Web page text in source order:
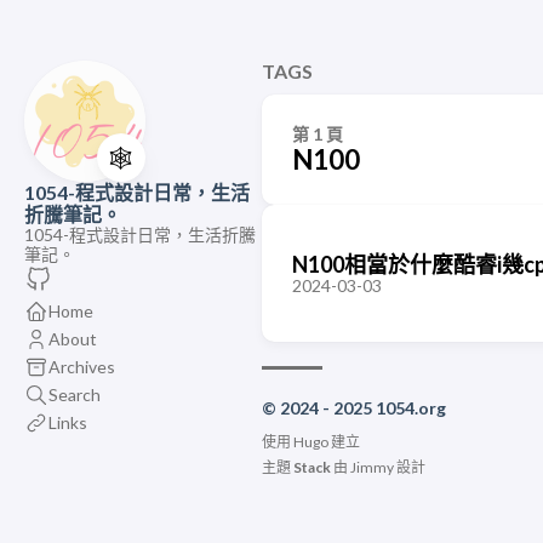
🕸️
1054-程式設計日常，生活
折騰筆記。
1054-程式設計日常，生活折騰
筆記。
Home
About
Archives
Search
Links
TAGS
第 1 頁
N100
N100相當於什麼酷睿i幾
2024-03-03
© 2024 - 2025 1054.org
使用 Hugo建立
主題 Stack由 Jimmy設計